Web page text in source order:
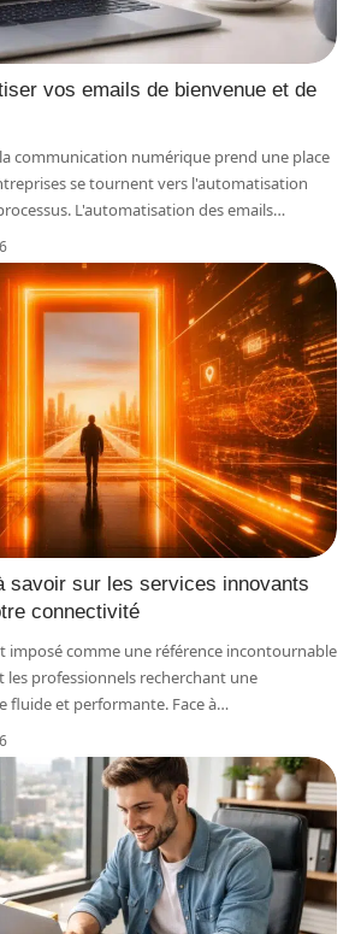
vos emails de bienvenue et de
communication numérique prend une place
se tournent vers l'automatisation
L'automatisation des emails…
savoir sur les services innovants
connectivité
imposé comme une référence incontournable
les professionnels recherchant une
fluide et performante. Face à…